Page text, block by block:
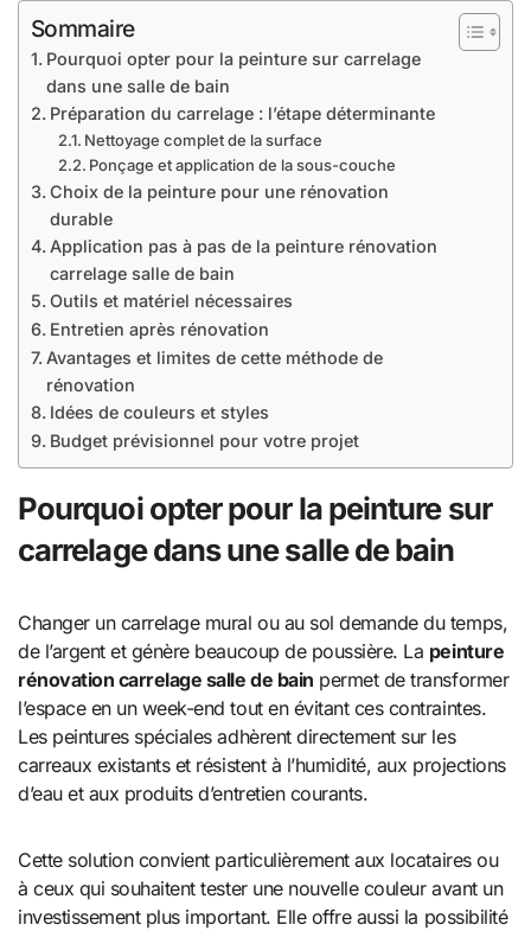
Sommaire
Pourquoi opter pour la peinture sur carrelage
dans une salle de bain
Préparation du carrelage : l’étape déterminante
Nettoyage complet de la surface
Ponçage et application de la sous-couche
Choix de la peinture pour une rénovation
durable
Application pas à pas de la peinture rénovation
carrelage salle de bain
Outils et matériel nécessaires
Entretien après rénovation
Avantages et limites de cette méthode de
rénovation
Idées de couleurs et styles
Budget prévisionnel pour votre projet
Pourquoi opter pour la peinture sur
carrelage dans une salle de bain
Changer un carrelage mural ou au sol demande du temps,
de l’argent et génère beaucoup de poussière. La peinture
rénovation carrelage salle de bain permet de transformer
l’espace en un week-end tout en évitant ces contraintes.
Les peintures spéciales adhèrent directement sur les
carreaux existants et résistent à l’humidité, aux projections
d’eau et aux produits d’entretien courants.
Cette solution convient particulièrement aux locataires ou
à ceux qui souhaitent tester une nouvelle couleur avant un
investissement plus important. Elle offre aussi la possibilité